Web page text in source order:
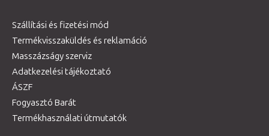
Szállítási és fizetési mód
Termékvisszaküldés és reklamáció
Masszázságy szerviz
Adatkezelési tájékoztató
ÁSZF
Fogyasztó Barát
Termékhasználati útmutatók